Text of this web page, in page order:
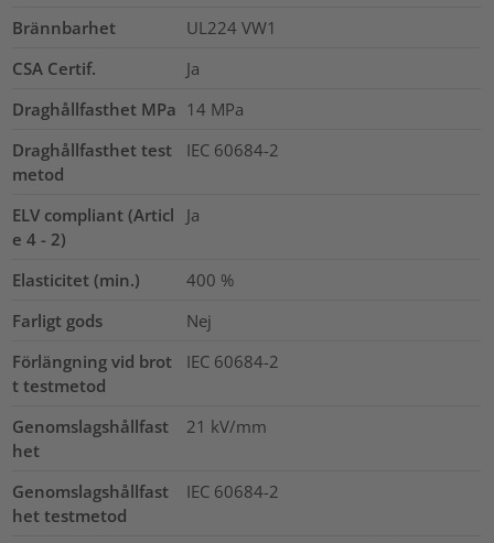
Brännbarhet
UL224 VW1
CSA Certif.
Ja
Draghållfasthet MPa 14 MPa
Draghållfasthet test
metod
IEC 60684-2
ELV compliant (Articl
e 4 - 2)
Ja
Elasticitet (min.) 400 %
Farligt gods
Nej
Förlängning vid brot
t testmetod
IEC 60684-2
Genomslagshållfast
het
21 kV/mm
Genomslagshållfast
het testmetod
IEC 60684-2